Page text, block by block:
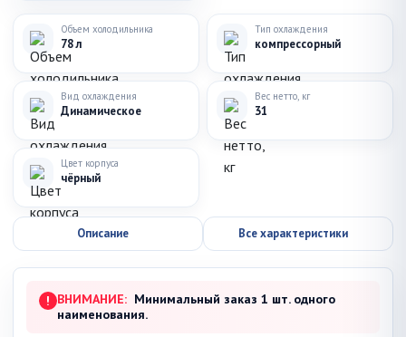
Объем холодильника
78 л
Тип охлаждения
компрессорный
Вид охлаждения
Динамическое
Вес нетто, кг
31
Цвет корпуса
чёрный
Описание Все характеристики
! ВНИМАНИЕ: Минимальный заказ 1 шт. одного
наименования.